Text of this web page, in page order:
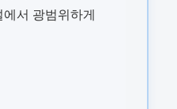
서 광범위하게